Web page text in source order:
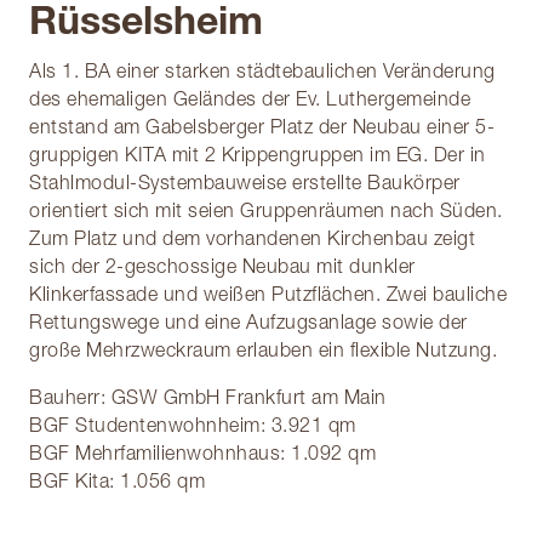
Rüsselsheim
Als 1. BA einer starken städtebaulichen Veränderung
des ehemaligen Geländes der Ev. Luthergemeinde
entstand am Gabelsberger Platz der Neubau einer 5-
gruppigen KITA mit 2 Krippengruppen im EG. Der in
Stahlmodul-Systembauweise erstellte Baukörper
orientiert sich mit seien Gruppenräumen nach Süden.
Zum Platz und dem vorhandenen Kirchenbau zeigt
sich der 2-geschossige Neubau mit dunkler
Klinkerfassade und weißen Putzflächen. Zwei bauliche
Rettungswege und eine Aufzugsanlage sowie der
große Mehrzweckraum erlauben ein flexible Nutzung.
Bauherr: GSW GmbH Frankfurt am Main
BGF Studentenwohnheim: 3.921 qm
BGF Mehrfamilienwohnhaus: 1.092 qm
BGF Kita: 1.056 qm